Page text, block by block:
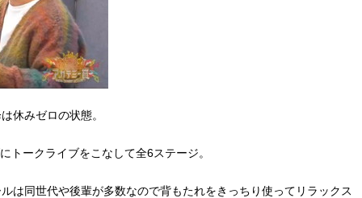
休みゼロの状態。
トークライブをこなして全6ステージ。
は同世代や後輩が多数なので背もたれをきっちり使ってリラックス